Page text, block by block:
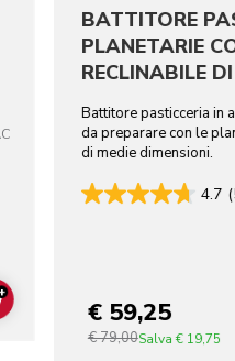
ADD TO CART
BATTITORE
PLANETARIE
RECLINABILE
Battitore pasticceria in
da preparare con le
di medie dimensioni.
4.7
€ 59,25
€ 79,00Salva € 19,75